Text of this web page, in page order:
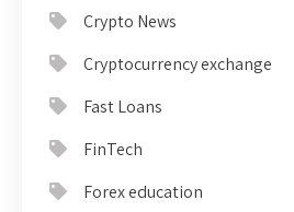
Crypto News
Cryptocurrency exchange
Fast Loans
FinTech
Forex education